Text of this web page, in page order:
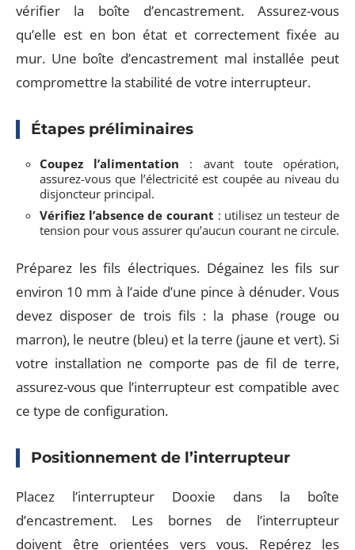
vérifier la boîte d’encastrement. Assurez-vous
qu’elle est en bon état et correctement fixée au
mur. Une boîte d’encastrement mal installée peut
compromettre la stabilité de votre interrupteur.
Étapes préliminaires
Coupez l’alimentation : avant toute opération,
assurez-vous que l’électricité est coupée au niveau du
disjoncteur principal.
Vérifiez l’absence de courant : utilisez un testeur de
tension pour vous assurer qu’aucun courant ne circule.
Préparez les fils électriques. Dégainez les fils sur
environ 10 mm à l’aide d’une pince à dénuder. Vous
devez disposer de trois fils : la phase (rouge ou
marron), le neutre (bleu) et la terre (jaune et vert). Si
votre installation ne comporte pas de fil de terre,
assurez-vous que l’interrupteur est compatible avec
ce type de configuration.
Positionnement de l’interrupteur
Placez l’interrupteur Dooxie dans la boîte
d’encastrement. Les bornes de l’interrupteur
doivent être orientées vers vous. Repérez les